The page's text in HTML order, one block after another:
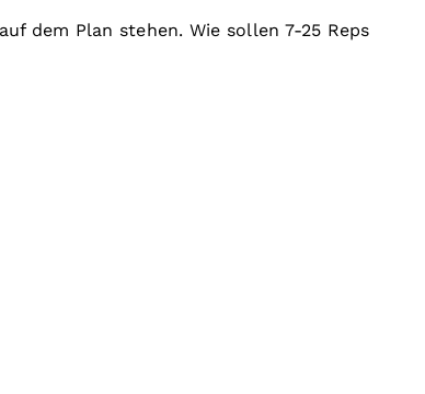
dem Plan stehen. Wie sollen 7-25 Reps